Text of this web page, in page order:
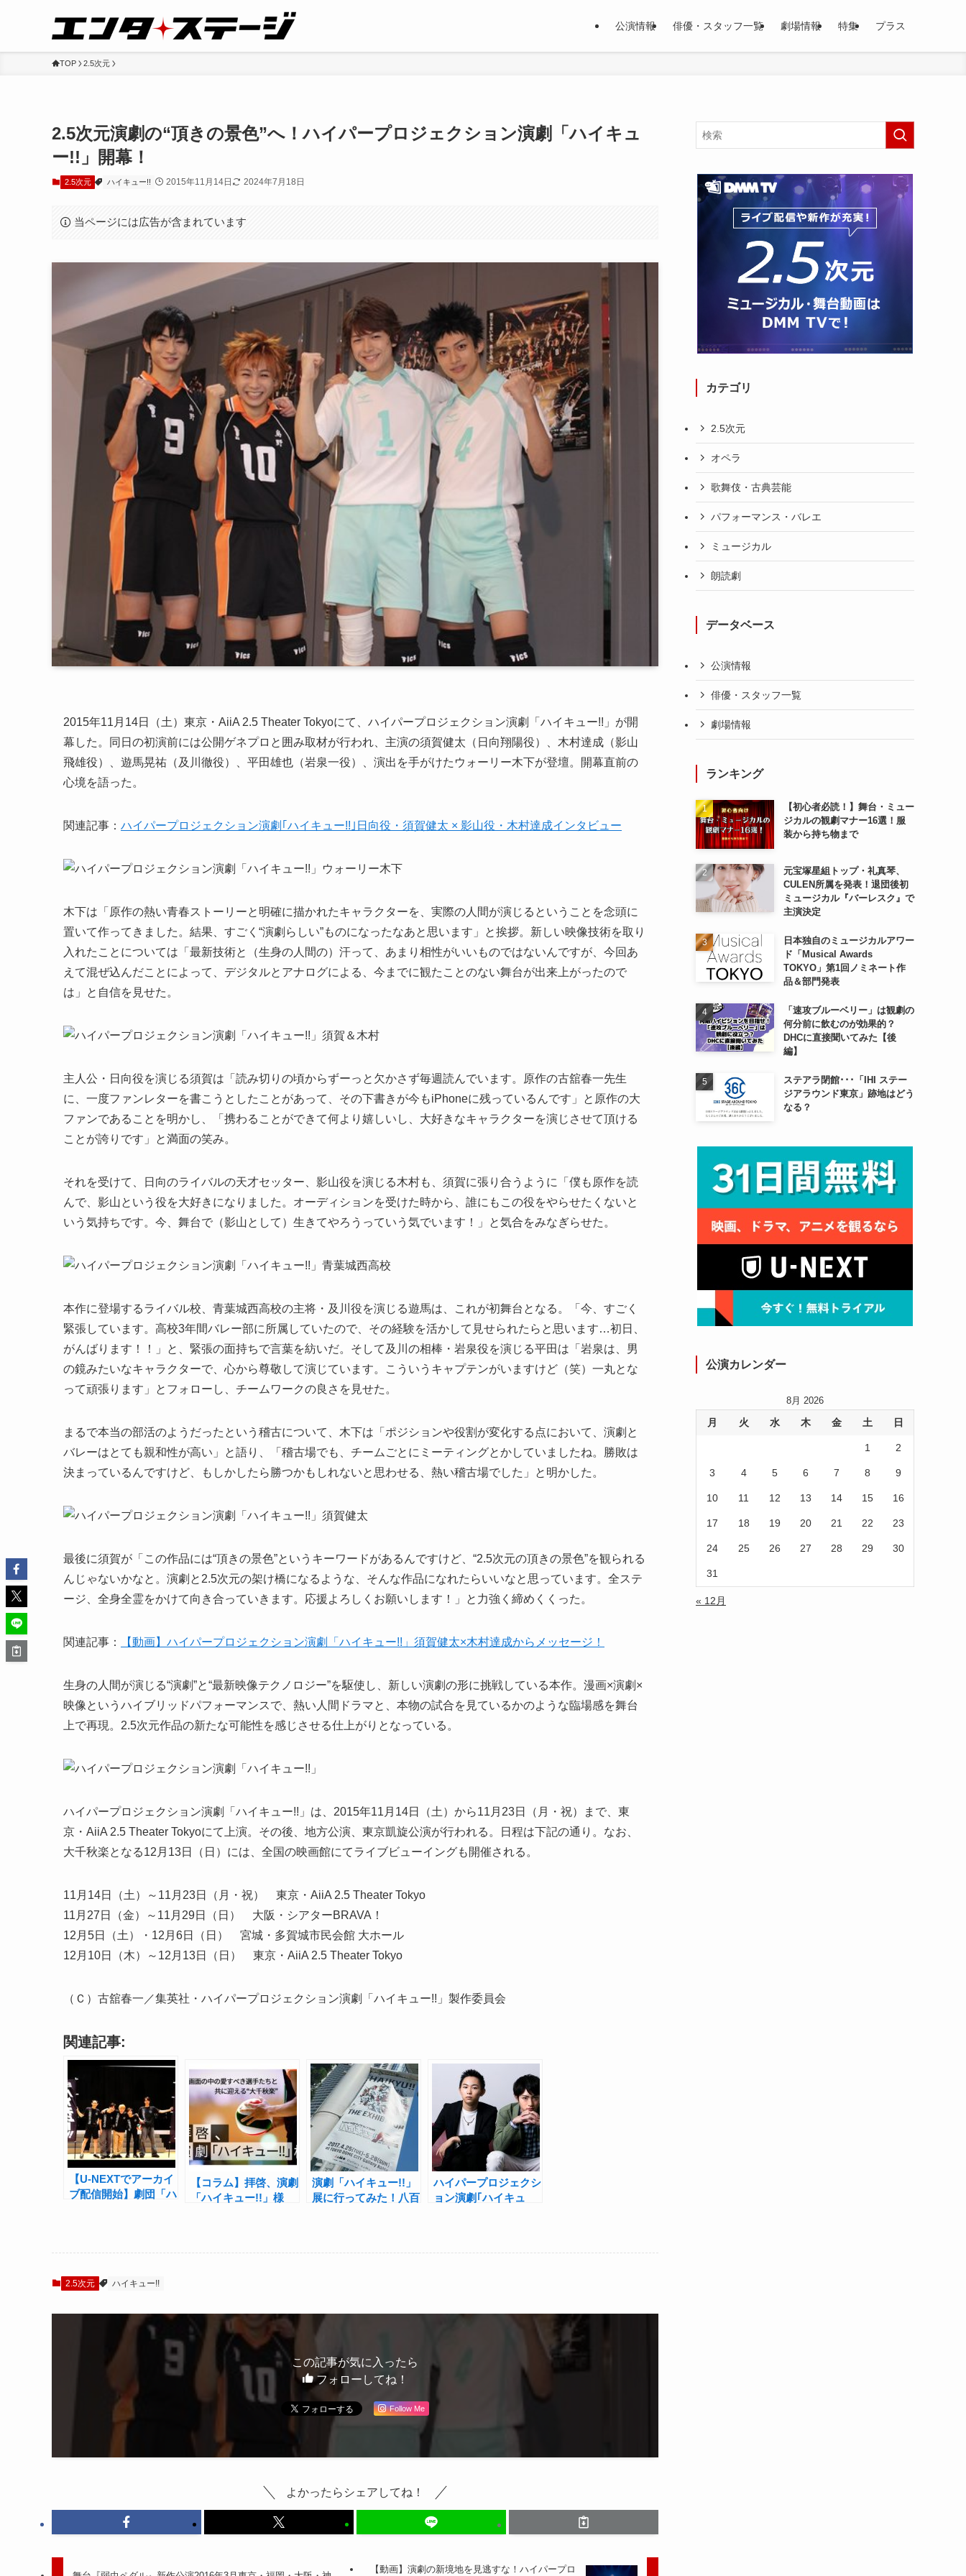
公演情報 俳優・スタッフ一覧 劇場情報 特集 プラス
TOP 2.5次元
2.5次元演劇の“頂きの景色”へ！ハイパープロジェクション演劇「ハイキュ
ー!!」開幕！
2.5次元 ハイキュー!! 2015年11月14日 2024年7月18日
当ページには広告が含まれています
2015年11月14日（土）東京・AiiA 2.5 Theater Tokyoにて、ハイパープロジェクション演劇「ハイキュー!!」が開
幕した。同日の初演前には公開ゲネプロと囲み取材が行われ、主演の須賀健太（日向翔陽役）、木村達成（影山
飛雄役）、遊馬晃祐（及川徹役）、平田雄也（岩泉一役）、演出を手がけたウォーリー木下が登壇。開幕直前の
心境を語った。
関連記事： ハイパープロジェクション演劇｢ハイキュー!!｣日向役・須賀健太 × 影山役・木村達成インタビュー
木下は「原作の熱い青春ストーリーと明確に描かれたキャラクターを、実際の人間が演じるということを念頭に
置いて作ってきました。結果、すごく“演劇らしい”ものになったなあと思います」と挨拶。新しい映像技術を取り
入れたことについては「最新技術と（生身の人間の）汗って、あまり相性がいいものではないんですが、今回あ
えて混ぜ込んだことによって、デジタルとアナログによる、今までに観たことのない舞台が出来上がったので
は」と自信を見せた。
主人公・日向役を演じる須賀は「読み切りの頃からずーっと欠かさず毎週読んでいます。原作の古舘春一先生
に、一度ファンレターを書こうとしたことがあって、その下書きが今もiPhoneに残っているんです」と原作の大
ファンであることを明かし、「携わることができて何より嬉しいし、大好きなキャラクターを演じさせて頂ける
ことが誇りです」と満面の笑み。
それを受けて、日向のライバルの天才セッター、影山役を演じる木村も、須賀に張り合うように「僕も原作を読
んで、影山という役を大好きになりました。オーディションを受けた時から、誰にもこの役をやらせたくないと
いう気持ちです。今、舞台で（影山として）生きてやろうっていう気でいます！」と気合をみなぎらせた。
本作に登場するライバル校、青葉城西高校の主将・及川役を演じる遊馬は、これが初舞台となる。「今、すごく
緊張しています。高校3年間バレー部に所属していたので、その経験を活かして見せられたらと思います…初日、
がんばります！！」と、緊張の面持ちで言葉を紡いだ。そして及川の相棒・岩泉役を演じる平田は「岩泉は、男
の鏡みたいなキャラクターで、心から尊敬して演じています。こういうキャプテンがいますけど（笑）一丸とな
って頑張ります」とフォローし、チームワークの良さを見せた。
まるで本当の部活のようだったという稽古について、木下は「ポジションや役割が変化する点において、演劇と
バレーはとても親和性が高い」と語り、「稽古場でも、チームごとにミーティングとかしていましたね。勝敗は
決まっているんですけど、もしかしたら勝つかもしれないと思わせる、熱い稽古場でした」と明かした。
最後に須賀が「この作品には“頂きの景色”というキーワードがあるんですけど、“2.5次元の頂きの景色”を観られる
んじゃないかなと。演劇と2.5次元の架け橋になるような、そんな作品になれたらいいなと思っています。全ステ
ージ、全身全霊をかけて向き合っていきます。応援よろしくお願いします！」と力強く締めくくった。
関連記事： 【動画】ハイパープロジェクション演劇「ハイキュー!!」須賀健太×木村達成からメッセージ！
生身の人間が演じる“演劇”と“最新映像テクノロジー”を駆使し、新しい演劇の形に挑戦している本作。漫画×演劇×
映像というハイブリッドパフォーマンスで、熱い人間ドラマと、本物の試合を見ているかのような臨場感を舞台
上で再現。2.5次元作品の新たな可能性を感じさせる仕上がりとなっている。
ハイパープロジェクション演劇「ハイキュー!!」は、2015年11月14日（土）から11月23日（月・祝）まで、東
京・AiiA 2.5 Theater Tokyoにて上演。その後、地方公演、東京凱旋公演が行われる。日程は下記の通り。なお、
大千秋楽となる12月13日（日）には、全国の映画館にてライブビューイングも開催される。
11月14日（土）～11月23日（月・祝） 東京・AiiA 2.5 Theater Tokyo
11月27日（金）～11月29日（日） 大阪・シアターBRAVA！
12月5日（土）・12月6日（日） 宮城・多賀城市民会館 大ホール
12月10日（木）～12月13日（日） 東京・AiiA 2.5 Theater Tokyo
（Ｃ）古舘春一／集英社・ハイパープロジェクション演劇「ハイキュー!!」製作委員会
関連記事:
【U-NEXTでアーカイ
ブ配信開始】劇団「ハ
熊沢学×藤林泰也×演
ュー
【コラム】拝啓、演劇
「ハイキュー!!」様
演劇「ハイキュー!!」
展に行ってみた！八百
ハイパープロジェクシ
ョン演劇｢ハイキュ
2.5次元 ハイキュー!!
この記事が気に入ったら
フォローしてね！
Follow Me
よかったらシェアしてね！
【動画】演劇の新境地を見逃すな！ハイパープロ
カテゴリ
2.5次元
オペラ
歌舞伎・古典芸能
パフォーマンス・バレエ
ミュージカル
朗読劇
データベース
公演情報
俳優・スタッフ一覧
劇場情報
ランキング
【初心者必読！】舞台・ミュー
ジカルの観劇マナー16選！服
装から持ち物まで
元宝塚星組トップ・礼真琴、
CULEN所属を発表！退団後初
ミュージカル『バーレスク』で
主演決定
日本独自のミュージカルアワー
ド「Musical Awards
TOKYO」第1回ノミネート作
品＆部門発表
「速攻ブルーベリー」は観劇の
何分前に飲むのが効果的？
DHCに直接聞いてみた【後
編】
ステアラ閉館･･･「IHI ステー
ジアラウンド東京」跡地はどう
なる？
公演カレンダー
8月 2026
月 火 水 木 金 土 日
1 2
3 4 5 6 7 8 9
10 11 12 13 14 15 16
17 18 19 20 21 22 23
24 25 26 27 28 29 30
31
« 12月